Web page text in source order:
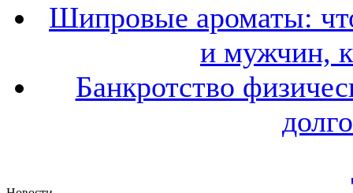
Шипровые ароматы:
и мужчин,
Банкротство